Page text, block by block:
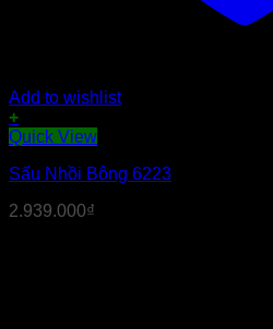
Add to wishlist
+
Quick View
Sấu Nhồi Bông 6223
2.939.000₫